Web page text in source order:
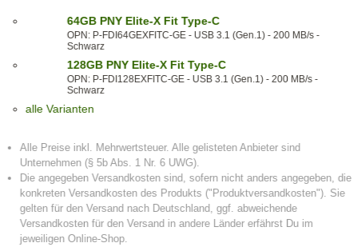
64GB PNY Elite-X Fit Type-C
OPN: P-FDI64GEXFITC-GE - USB 3.1 (Gen.1) - 200 MB/s -
Schwarz
128GB PNY Elite-X Fit Type-C
OPN: P-FDI128EXFITC-GE - USB 3.1 (Gen.1) - 200 MB/s -
Schwarz
alle Varianten